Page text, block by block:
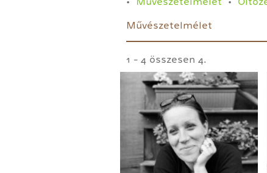
Művészetelmélet
1 - 4 összesen 4.